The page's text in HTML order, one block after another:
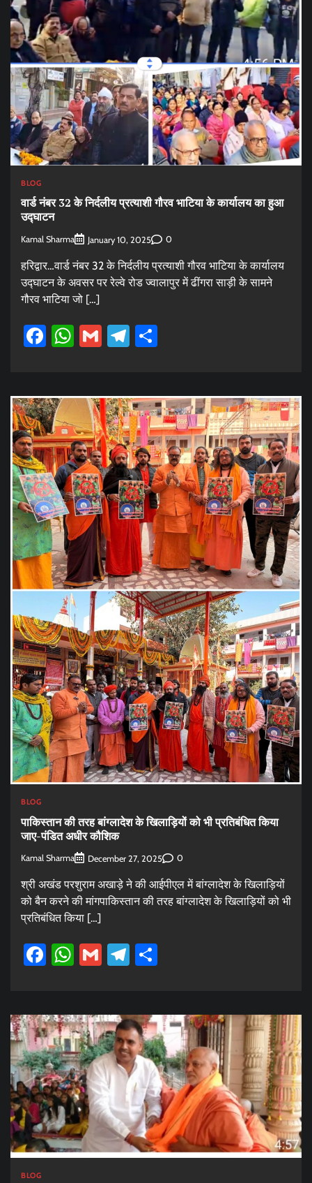
BLOG
वार्ड नंबर 32 के निर्दलीय प्रत्याशी गौरव भाटिया के कार्यालय का हुआ
उद्घाटन
Kamal Sharma January 10, 2025 0
हरिद्वार…वार्ड नंबर 32 के निर्दलीय प्रत्याशी गौरव भाटिया के कार्यालय
उद्घाटन के अवसर पर रेल्वे रोड ज्वालापुर में ढींगरा साड़ी के सामने
गौरव भाटिया जो […]
Facebook
WhatsApp
GmailTelegram
BLOG
पाकिस्तान की तरह बांग्लादेश के खिलाड़ियों को भी प्रतिबंधित किया
जाए-पंडित अधीर कौशिक
Kamal Sharma December 27, 2025 0
श्री अखंड परशुराम अखाड़े ने की आईपीएल में बांग्लादेश के खिलाड़ियों
को बैन करने की मांगपाकिस्तान की तरह बांग्लादेश के खिलाड़ियों को भी
प्रतिबंधित किया […]
Facebook
WhatsApp
GmailTelegram
BLOG